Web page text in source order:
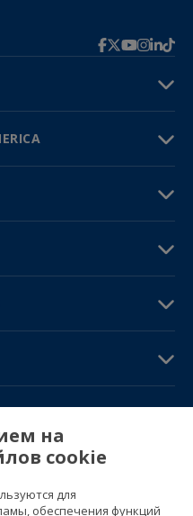
на
cookie
для
обеспечения функций